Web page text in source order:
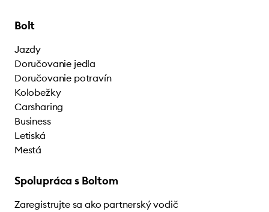
Bolt
Jazdy
Doručovanie jedla
Doručovanie potravín
Kolobežky
Carsharing
Business
Letiská
Mestá
Spolupráca s Boltom
Zaregistrujte sa ako partnerský vodič